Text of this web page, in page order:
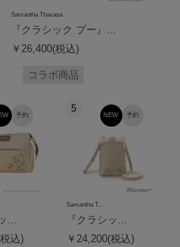
Samantha Thavasa
『クラシック プー』...
￥26,400(税込)
コラボ商品
予約
...
込)
5
予約
NEW
Samantha T...
『クラシッ...
￥24,200(税込)